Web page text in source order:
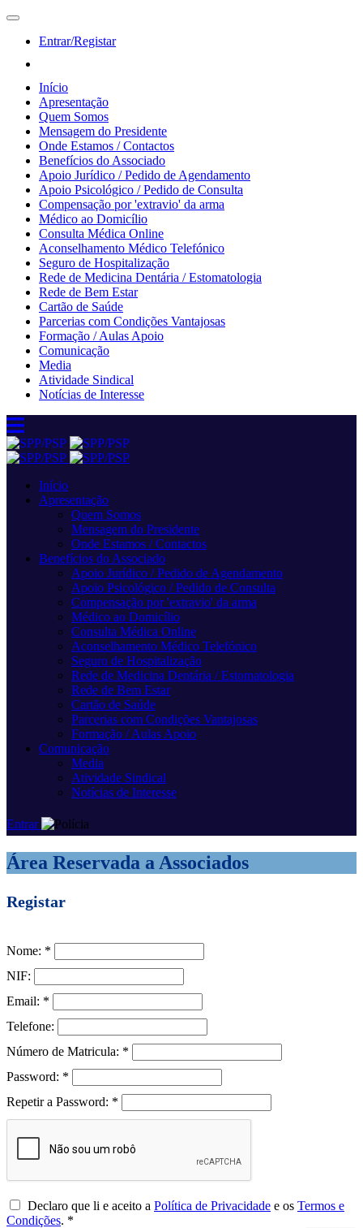
Entrar/Registar
Início
Apresentação
Quem Somos
Mensagem do Presidente
Onde Estamos / Contactos
Benefícios do Associado
Apoio Jurídico / Pedido de Agendamento
Apoio Psicológico / Pedido de Consulta
Compensação por 'extravio' da arma
Médico ao Domicílio
Consulta Médica Online
Aconselhamento Médico Telefónico
Seguro de Hospitalização
Rede de Medicina Dentária / Estomatologia
Rede de Bem Estar
Cartão de Saúde
Parcerias com Condições Vantajosas
Formação / Aulas Apoio
Comunicação
Media
Atividade Sindical
Notícias de Interesse
Início
Apresentação
Quem Somos
Mensagem do Presidente
Onde Estamos / Contactos
Benefícios do Associado
Apoio Jurídico / Pedido de Agendamento
Apoio Psicológico / Pedido de Consulta
Compensação por 'extravio' da arma
Médico ao Domicílio
Consulta Médica Online
Aconselhamento Médico Telefónico
Seguro de Hospitalização
Rede de Medicina Dentária / Estomatologia
Rede de Bem Estar
Cartão de Saúde
Parcerias com Condições Vantajosas
Formação / Aulas Apoio
Comunicação
Media
Atividade Sindical
Notícias de Interesse
Entrar
Área Reservada a Associados
Registar
Nome: *
NIF:
Email: *
Telefone:
Número de Matricula: *
Password: *
Repetir a Password: *
Declaro que li e aceito a Política de Privacidade e os Termos e
Condições. *